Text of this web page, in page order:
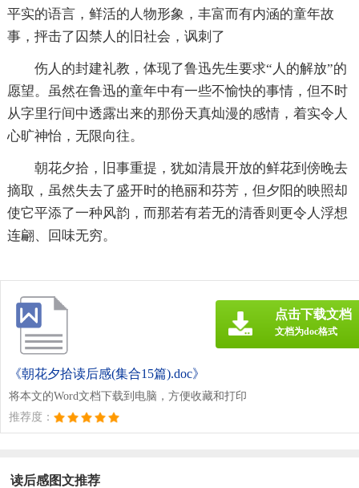
平实的语言，鲜活的人物形象，丰富而有内涵的童年故
事，抨击了囚禁人的旧社会，讽刺了
伤人的封建礼教，体现了鲁迅先生要求“人的解放”的
愿望。虽然在鲁迅的童年中有一些不愉快的事情，但不时
从字里行间中透露出来的那份天真灿漫的感情，着实令人
心旷神怡，无限向往。
朝花夕拾，旧事重提，犹如清晨开放的鲜花到傍晚去
摘取，虽然失去了盛开时的艳丽和芬芳，但夕阳的映照却
使它平添了一种风韵，而那若有若无的清香则更令人浮想
连翩、回味无穷。
《朝花夕拾读后感(集合15篇).doc》
将本文的Word文档下载到电脑，方便收藏和打印
推荐度：
点击下载文档
文档为doc格式
读后感图文推荐